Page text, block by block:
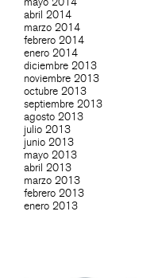
abril 2014
marzo 2014
febrero 2014
enero 2014
diciembre 2013
noviembre 2013
octubre 2013
septiembre 2013
agosto 2013
julio 2013
junio 2013
mayo 2013
abril 2013
marzo 2013
febrero 2013
enero 2013